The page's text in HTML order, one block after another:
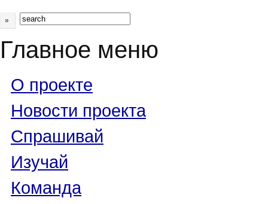
»
Главное меню
О проекте
Новости проекта
Спрашивай
Изучай
Команда